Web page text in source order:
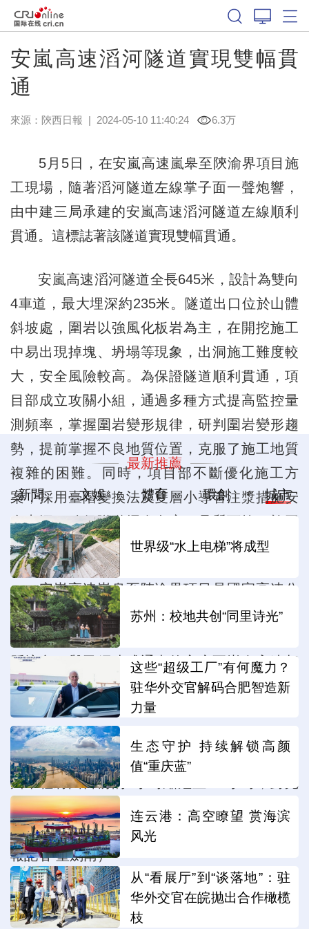
安嵐高速滔河隧道實現雙幅貫
通
來源： 陝西日報 | 2024-05-10 11:40:24 6.3万
5月5日，在安嵐高速嵐皋至陝渝界項目施
工現場，隨著滔河隧道左線掌子面一聲炮響，
由中建三局承建的安嵐高速滔河隧道左線順利
貫通。這標誌著該隧道實現雙幅貫通。
安嵐高速滔河隧道全長645米，設計為雙向
4車道，最大埋深約235米。隧道出口位於山體
斜坡處，圍岩以強風化板岩為主，在開挖施工
中易出現掉塊、坍塌等現象，出洞施工難度較
大，安全風險較高。為保證隧道順利貫通，項
目部成立攻關小組，通過多種方式提高監控量
測頻率，掌握圍岩變形規律，研判圍岩變形趨
勢，提前掌握不良地質位置，克服了施工地質
複雜的困難。同時，項目部不斷優化施工方
案，採用臺階變換法及雙層小導管注漿措施安
全出洞，確保隧道掘進有序、品質可控、施工
安全高效。
安嵐高速嵐皋至陝渝界項目是國家高速公
路銀百線（G69）的重要組成部分，也是聯繫陝
渝兩省市的重要省級通道。項目起點位於嵐皋
縣境內，與已經建成通車的安康至嵐皋高速相
接，向南至大巴山主脈，終點位於大巴山特長
隧道陝渝兩省界處，與重慶市在建的城口（陝
渝界）至開州高速公路相接，全長41.14公里。
項目有望2025年建成通車，屆時安康至重慶開
州車程將由目前的9小時縮短至2.5小時，對完
善國家高速公路網、改善區域交通條件、加快
秦巴山區聯動發展等具有重要意義。（陝西日
報記者 董劍南）
編輯：吳明玲
最新推薦
新聞 文娛 體育 環創 城市
世界级“水上电梯”将成型
苏州：校地共创“同里诗光”
这些“超级工厂”有何魔力？
驻华外交官解码合肥智造新
力量
生态守护 持续解锁高颜
值“重庆蓝”
连云港：高空瞭望 赏海滨
风光
从“看展厅”到“谈落地”：驻
华外交官在皖抛出合作橄榄
枝